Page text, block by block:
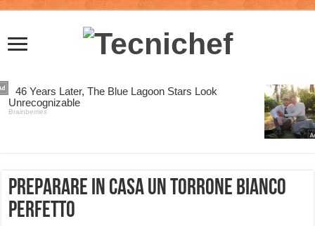
Preparare in casa un torrone bianco
perfetto